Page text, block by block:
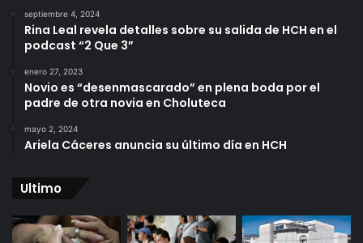
septiembre 4, 2024
Rina Leal revela detalles sobre su salida de HCH en el
podcast “2 Que 3”
enero 27, 2023
Novio es “desenmascarado” en plena boda por el
padre de otra novia en Choluteca
mayo 2, 2024
Ariela Cáceres anuncia su último día en HCH
Ultimo